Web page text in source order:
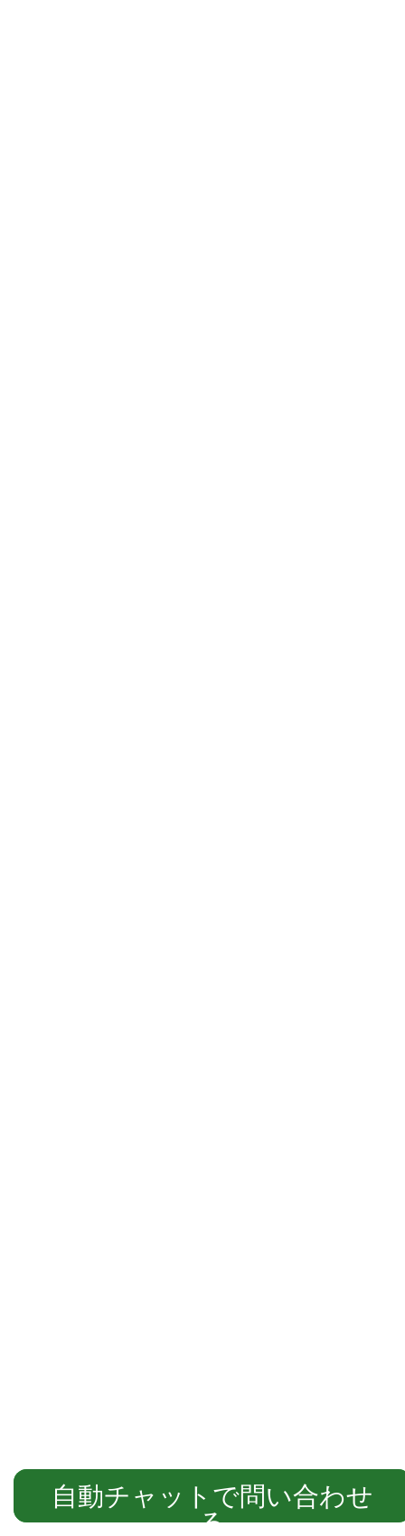
自動チャットでご案内します
自動チャットで問い合わせ
る